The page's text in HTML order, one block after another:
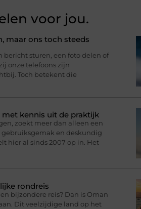
voor jou.
maar ons toch steeds
bericht sturen, een foto delen of
onze telefoons zijn
Toch betekent die
kennis uit de praktijk
zoekt meer dan alleen een
en deskundig
hier al sinds 2007 op in. Het
rondreis
bijzondere reis? Dan is Oman
Dit veelzijdige land op het